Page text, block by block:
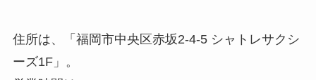
住所は、「福岡市中央区赤坂2-4-5 シャトレサクシ
ーズ1F」。